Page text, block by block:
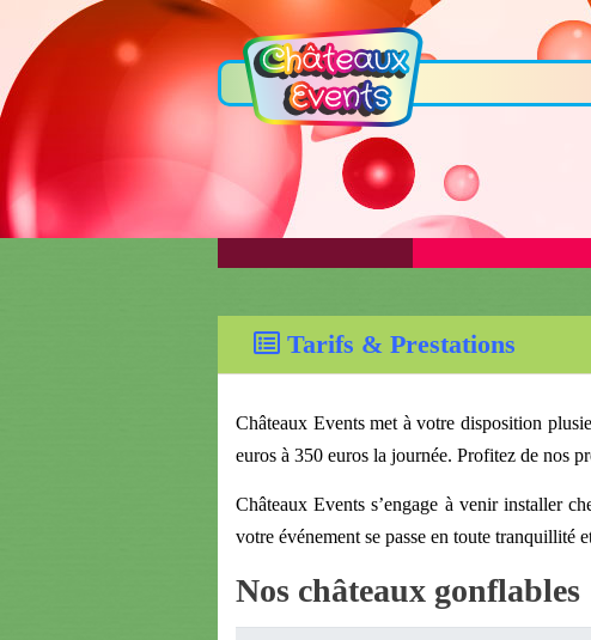
Tarifs & Prestations
Châteaux Events met à votre disposition
euros à 350 euros la journée. Profitez de nos
Châteaux Events s’engage à venir installer
votre événement se passe en toute tranquillité
Nos châteaux gonflables